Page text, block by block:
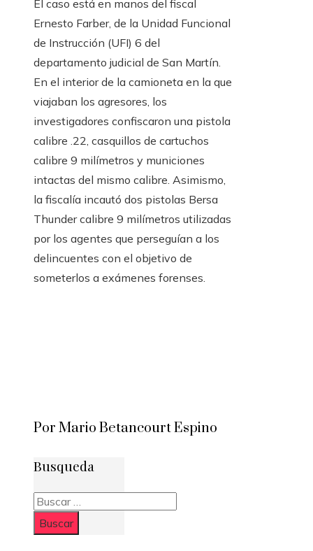
El caso está en manos del fiscal
Ernesto Farber, de la Unidad Funcional
de Instrucción (UFI) 6 del
departamento judicial de San Martín.
En el interior de la camioneta en la que
viajaban los agresores, los
investigadores confiscaron una pistola
calibre .22, casquillos de cartuchos
calibre 9 milímetros y municiones
intactas del mismo calibre. Asimismo,
la fiscalía incautó dos pistolas Bersa
Thunder calibre 9 milímetros utilizadas
por los agentes que perseguían a los
delincuentes con el objetivo de
someterlos a exámenes forenses.
Por Mario Betancourt Espino
Busqueda
Buscar: